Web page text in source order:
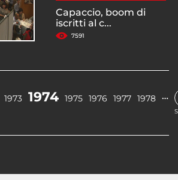
Capaccio, boom di
iscritti al c...
7591
1973 1974 1975 1976 1977 1978 …